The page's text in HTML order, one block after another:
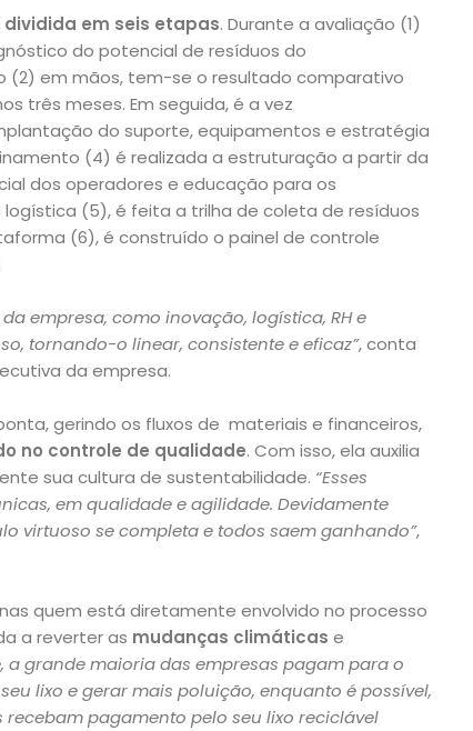
em seis etapas. Durante a avaliação (1)
do potencial de resíduos do
(2) em mãos, tem-se o resultado comparativo
três meses. Em seguida, é a vez
do suporte, equipamentos e estratégia
(4) é realizada a estruturação a partir da
dos operadores e educação para os
(5), é feita a trilha de coleta de resíduos
(6), é construído o painel de controle
empresa, como inovação, logística, RH e
tornando-o linear, consistente e eficaz”, conta
da empresa.
gerindo os fluxos de materiais e financeiros,
no controle de qualidade. Com isso, ela auxilia
sua cultura de sustentabilidade. “Esses
em qualidade e agilidade. Devidamente
virtuoso se completa e todos saem ganhando”,
quem está diretamente envolvido no processo
a reverter as mudanças climáticas e
a grande maioria das empresas pagam para o
lixo e gerar mais poluição, enquanto é possível,
pagamento pelo seu lixo reciclável